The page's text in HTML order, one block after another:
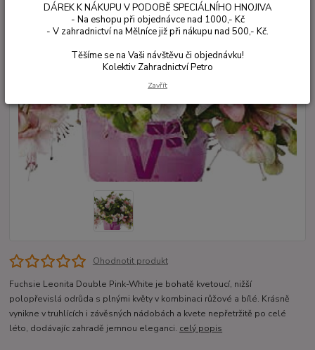
Ohodnotit produkt
Fuchsie Leonita Double Pink-White je bohatě kvetoucí, nižší
polopřevislá odrůda s plnými květy v kombinaci růžové a bílé. Krásně
vynikne v truhlících i závěsných nádobách a kvete nepřetržitě po celé
léto, dodávajíc zahradě jemnou eleganci. celý popis
DÁREK K NÁKUPU V PODOBĚ SPECIÁLNÍHO HNOJIVA
- Na eshopu při objednávce nad 1000,- Kč
- V zahradnictví na Mělníce již při nákupu nad 500,- Kč.
Těšíme se na Vaši návštěvu či objednávku!
Kolektiv Zahradnictví Petro
Zavřít